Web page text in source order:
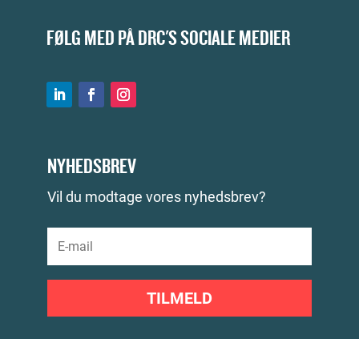
FØLG MED PÅ DRC'S SOCIALE MEDIER
NYHEDSBREV
Vil du modtage vores nyhedsbrev?
TILMELD